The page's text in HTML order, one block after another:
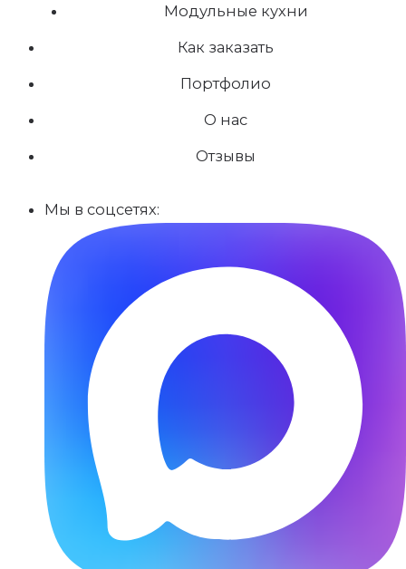
Модульные кухни
Как заказать
Портфолио
О нас
Отзывы
Мы в соцсетях: